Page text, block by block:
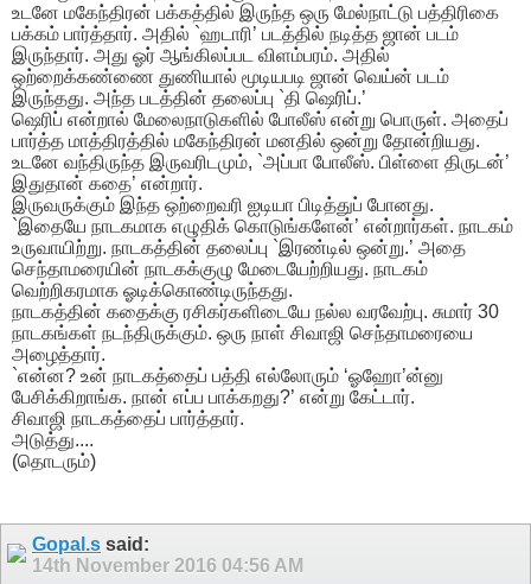
உடனே மகேந்திரன் பக்கத்தில் இருந்த ஒரு மேல்நாட்டு பத்திரிகை
பக்கம் பார்த்தார். அதில் `ஹடாரி’ படத்தில் நடித்த ஜான் படம்
இருந்தார். அது ஓர் ஆங்கிலப்பட விளம்பரம். அதில்
ஒற்றைக்கண்ணை துணியால் மூடியபடி ஜான் வெய்ன் படம்
இருந்தது. அந்த படத்தின் தலைப்பு `தி ஷெரிப்.’
ஷெரிப் என்றால் மேலைநாடுகளில் போலீஸ் என்று பொருள். அதைப்
பார்த்த மாத்திரத்தில் மகேந்திரன் மனதில் ஒன்று தோன்றியது.
உடனே வந்திருந்த இருவரிடமும், `அப்பா போலீஸ். பிள்ளை திருடன்’
இதுதான் கதை’ என்றார்.
இருவருக்கும் இந்த ஒற்றைவரி ஐடியா பிடித்துப் போனது.
`இதையே நாடகமாக எழுதிக் கொடுங்களேன்’ என்றார்கள். நாடகம்
உருவாயிற்று. நாடகத்தின் தலைப்பு `இரண்டில் ஒன்று.’ அதை
செந்தாமரையின் நாடகக்குழு மேடையேற்றியது. நாடகம்
வெற்றிகரமாக ஓடிக்கொண்டிருந்தது.
நாடகத்தின் கதைக்கு ரசிகர்களிடையே நல்ல வரவேற்பு. சுமார் 30
நாடகங்கள் நடந்திருக்கும். ஒரு நாள் சிவாஜி செந்தாமரையை
அழைத்தார்.
`என்ன? உன் நாடகத்தைப் பத்தி எல்லோரும் ‘ஓஹோ’ன்னு
பேசிக்கிறாங்க. நான் எப்ப பாக்கறது?’ என்று கேட்டார்.
சிவாஜி நாடகத்தைப் பார்த்தார்.
அடுத்து....
(தொடரும்)
Gopal.s said:
14th November 2016 04:56 AM